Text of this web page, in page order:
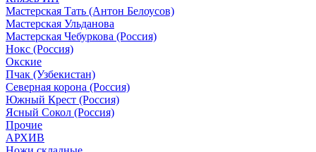
Мастерская Тать (Антон Белоусов)
Мастерская Ульданова
Мастерская Чебуркова (Россия)
Нокс (Россия)
Окские
Пчак (Узбекистан)
Северная корона (Россия)
Южный Крест (Россия)
Ясный Сокол (Россия)
Прочие
АРХИВ